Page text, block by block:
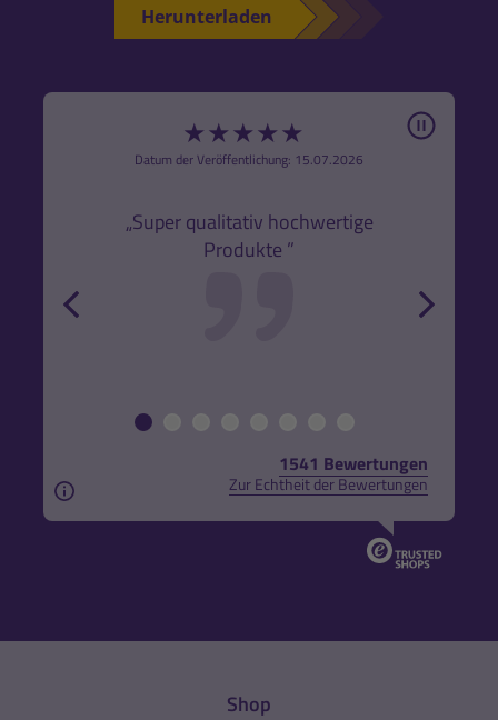
Herunterladen
★★★★★
Datum der Veröffentlichung: 15.07.2026
„Super qualitativ hochwertige
Produkte ”
Pause
1541 Bewertungen
Zur Echtheit der Bewertungen
Aus rechtlichen Gründen weisen wir darauf hin,
Shop